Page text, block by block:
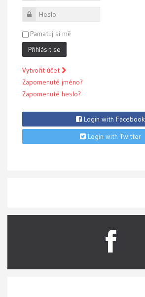
Heslo
Pamatuj si mě
Přihlásit se
Vytvořit účet
Zapomenuté jméno?
Zapomenuté heslo?
Login with Facebook
Login with Twitter